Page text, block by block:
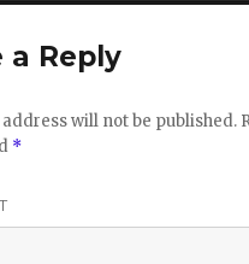
a Reply
will not be published.
*